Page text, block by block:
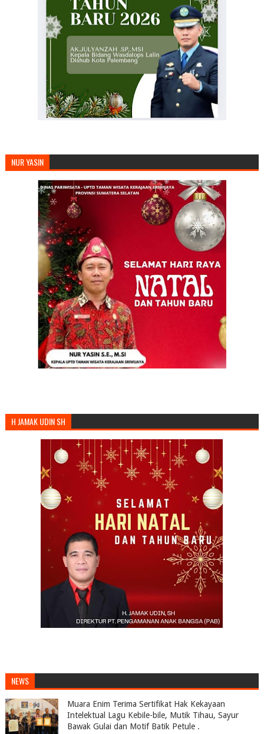
NUR YASIN
H JAMAK UDIN SH
NEWS
Muara Enim Terima Sertifikat Hak Kekayaan
Intelektual Lagu Kebile-bile, Mutik Tihau, Sayur
Bawak Gulai dan Motif Batik Petule .